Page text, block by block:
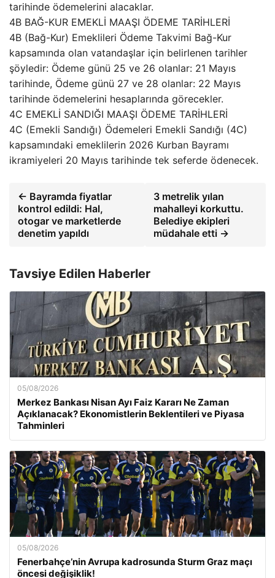
tarihinde ödemelerini alacaklar.
4B BAĞ-KUR EMEKLİ MAAŞI ÖDEME TARİHLERİ
4B (Bağ-Kur) Emeklileri Ödeme Takvimi Bağ-Kur
kapsamında olan vatandaşlar için belirlenen tarihler
şöyledir: Ödeme günü 25 ve 26 olanlar: 21 Mayıs
tarihinde, Ödeme günü 27 ve 28 olanlar: 22 Mayıs
tarihinde ödemelerini hesaplarında görecekler.
4C EMEKLİ SANDIĞI MAAŞI ÖDEME TARİHLERİ
4C (Emekli Sandığı) Ödemeleri Emekli Sandığı (4C)
kapsamındaki emeklilerin 2026 Kurban Bayramı
ikramiyeleri 20 Mayıs tarihinde tek seferde ödenecek.
← Bayramda fiyatlar
kontrol edildi: Hal,
otogar ve marketlerde
denetim yapıldı
3 metrelik yılan
mahalleyi korkuttu.
Belediye ekipleri
müdahale etti →
Tavsiye Edilen Haberler
05/08/2026
Merkez Bankası Nisan Ayı Faiz Kararı Ne Zaman
Açıklanacak? Ekonomistlerin Beklentileri ve Piyasa
Tahminleri
05/08/2026
Fenerbahçe’nin Avrupa kadrosunda Sturm Graz maçı
öncesi değişiklik!